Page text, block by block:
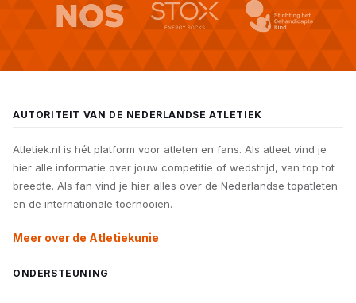
AUTORITEIT VAN DE NEDERLANDSE ATLETIEK
Atletiek.nl is hét platform voor atleten en fans. Als atleet vind je
hier alle informatie over jouw competitie of wedstrijd, van top tot
breedte. Als fan vind je hier alles over de Nederlandse topatleten
en de internationale toernooien.
Meer over de Atletiekunie
ONDERSTEUNING